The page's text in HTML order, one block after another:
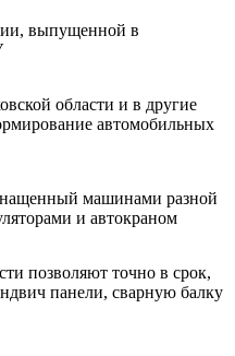
выпущенной в
области и в другие
автомобильных
машинами разной
и автокраном
позволяют точно в срок,
панели, сварную балку